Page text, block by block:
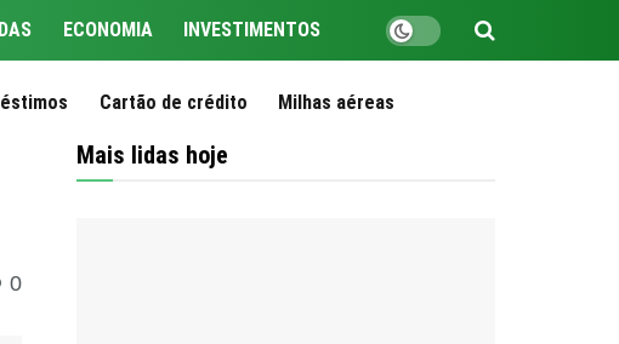
ECONOMIA INVESTIMENTOS
Cartão de crédito Milhas aéreas
0
Mais lidas hoje